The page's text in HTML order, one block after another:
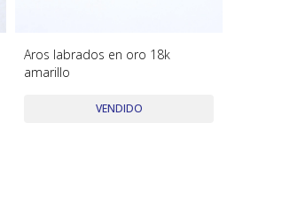
Aros labrados en oro 18k
amarillo
VENDIDO